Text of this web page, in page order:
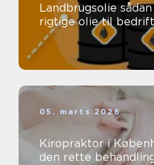
Landbrugsolie sådan vælger du den
rigtige olie til
05. marts 2026
Kiropraktor i
den rette